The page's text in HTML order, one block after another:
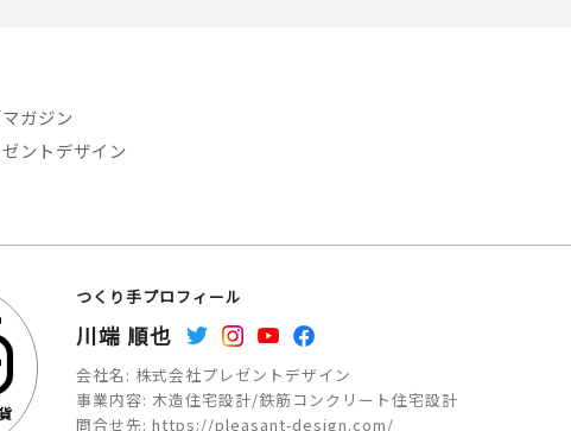
ガジン
ントデザイン
つくり手プロフィール
川端 順也
会社名: 株式会社プレゼントデザイン
事業内容: 木造住宅設計/鉄筋コンクリート住宅設計
問合せ先: https://pleasant-design.com/